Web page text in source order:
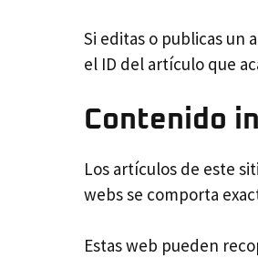
Si editas o publicas un
el ID del artículo que
Contenido
Los artículos de este
webs se comporta
Estas web pueden